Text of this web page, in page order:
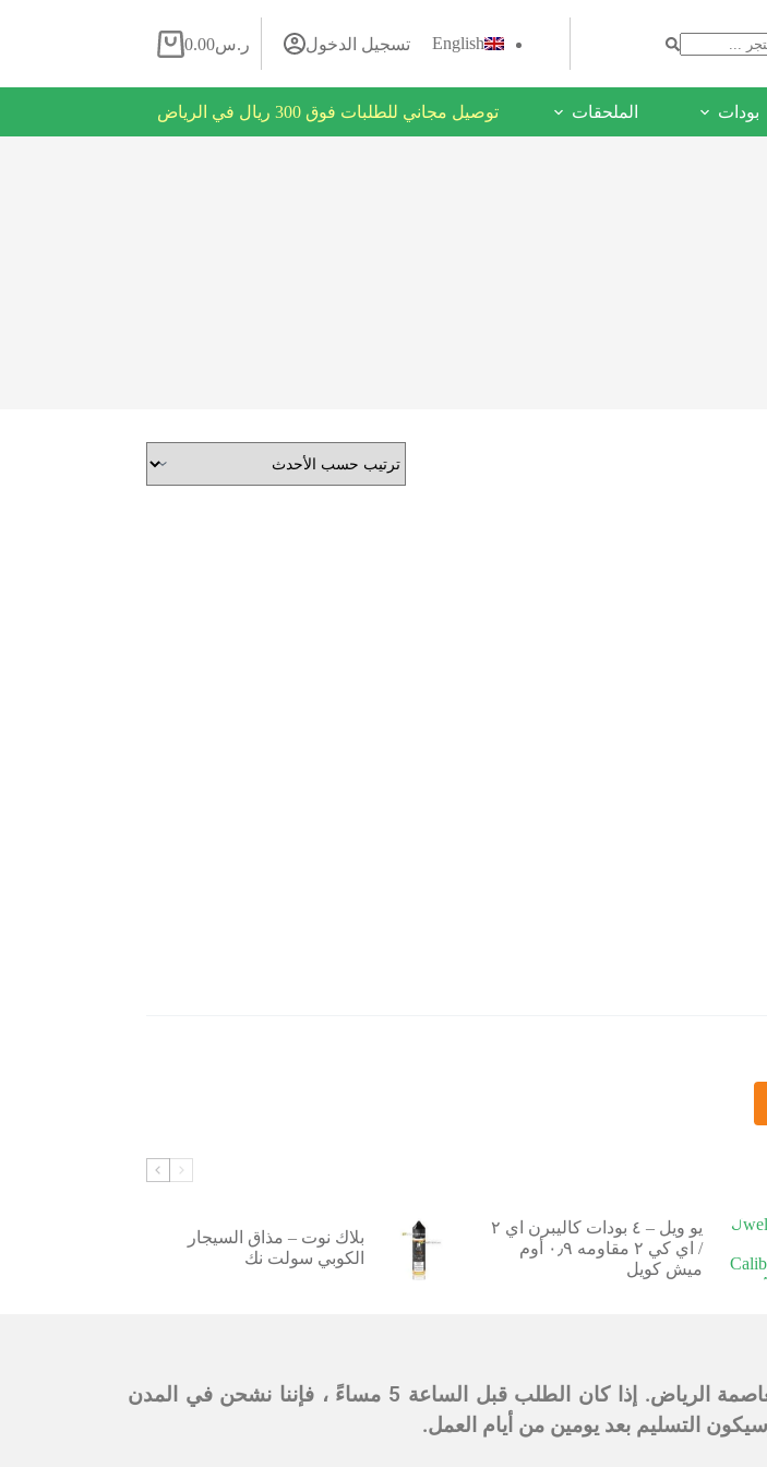
English تسجيل الدخول ر.س0.00
بودات الملحقات عروض فلاش يومية
توصيل مجاني للطلبات فوق 300 ريال في الرياض
يو ويل – ٤ بودات كاليبرن اي ٢
/ اي كي ٢ مقاومه ٠٫٩ أوم
ميش كويل
بلاك نوت – مذاق السيجار
الكوبي سولت نك
ملحوظة: أوقات التسليم من 6 مساءً إلى 9 مساءً في نفس اليوم في العاصمة الرياض. إذا كان الطلب قبل الساعة 5 مساءً ، فإننا نشحن في المدن